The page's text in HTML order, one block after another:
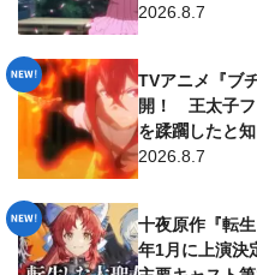
2026.8.7
TVアニメ『ブ
開！ 王太子フ
を蹂躙したと
2026.8.7
十夜原作『転
年1月に上演